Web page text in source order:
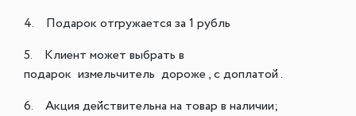
4. Подарок отгружается за 1 рубль
5. Клиент может выбрать в
подарок измельчитель дороже , с доплатой .
6. Акция действительна на товар в наличии;